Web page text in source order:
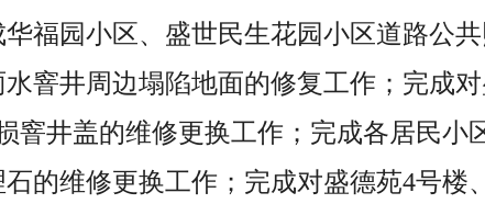
福园小区、盛世民生花园小区道路公
窨井周边塌陷地面的修复工作；完成
窨井盖的维修更换工作；完成各居民小
的维修更换工作；完成对盛德苑4号楼